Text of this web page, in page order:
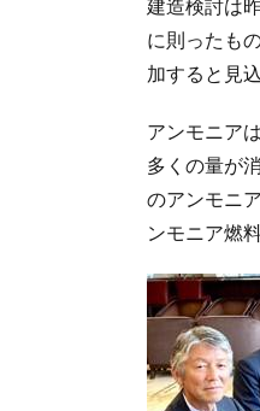
建造検討は
に則ったも
加すると見
アンモニア
多くの量が
のアンモニ
ンモニア燃